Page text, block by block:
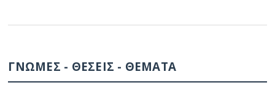
ΓΝΩΜΕΣ - ΘΕΣΕΙΣ - ΘΕΜΑΤΑ